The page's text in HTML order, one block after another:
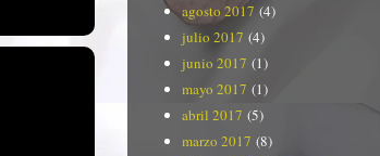
agosto 2017 (4)
julio 2017 (4)
junio 2017 (1)
mayo 2017 (1)
abril 2017 (5)
marzo 2017 (8)